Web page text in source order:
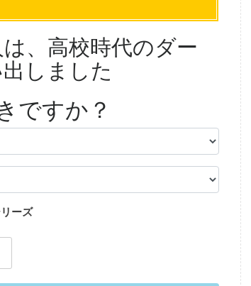
、高校時代のダー
しました
ですか？
ーズ